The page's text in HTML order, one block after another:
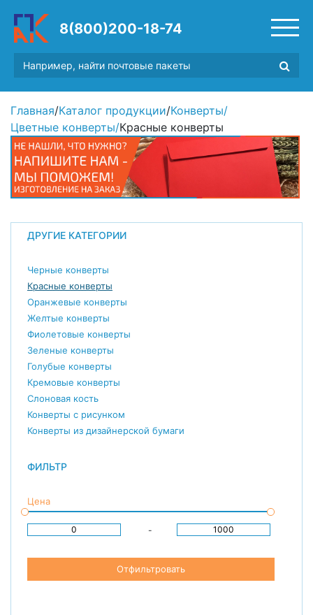
8(800)200-18-74
Главная/Каталог продукции/Конверты/
Цветные конверты/Красные конверты
ДРУГИЕ КАТЕГОРИИ
Черные конверты
Красные конверты
Оранжевые конверты
Желтые конверты
Фиолетовые конверты
Зеленые конверты
Голубые конверты
Кремовые конверты
Слоновая кость
Конверты с рисунком
Конверты из дизайнерской бумаги
ФИЛЬТР
Цена
-
Отфильтровать